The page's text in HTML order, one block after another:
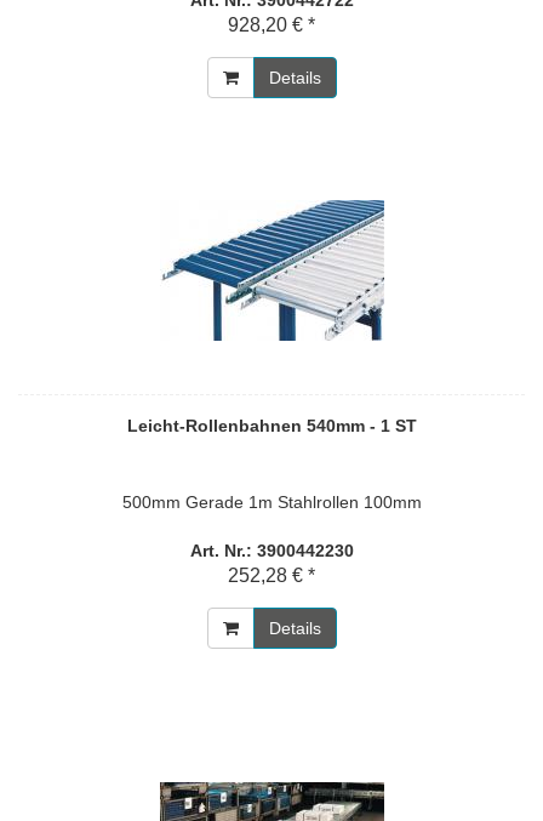
928,20 € *
Details
Leicht-Rollenbahnen 540mm - 1 ST
500mm Gerade 1m Stahlrollen 100mm
Art. Nr.: 3900442230
252,28 € *
Details